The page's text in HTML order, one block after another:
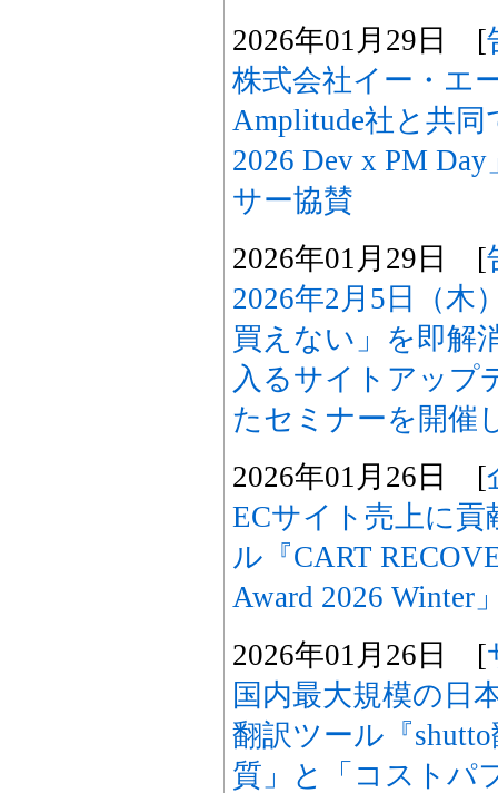
2026年01月29日 [
株式会社イー・エ
Amplitude社と共同
2026 Dev x PM
サー協賛
2026年01月29日 [
2026年2月5日（
買えない」を即解
入るサイトアップ
たセミナーを開催
2026年01月26日 [
ECサイト売上に
ル『CART
Award 2026 Winter
2026年01月26日 [
国内最大規模の日
翻訳ツール『
質」と「コストパ